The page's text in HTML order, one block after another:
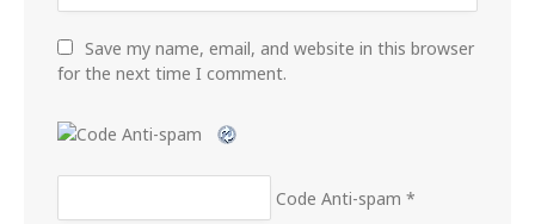
Save my name, email, and website in this browser
for the next time I comment.
Code Anti-spam *